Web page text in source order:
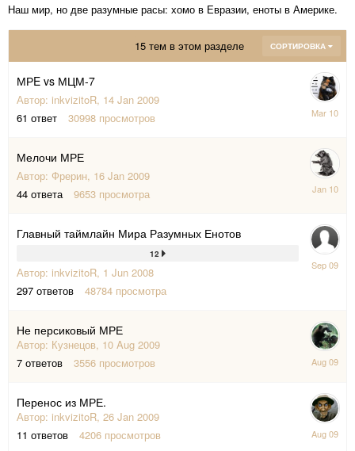
Наш мир, но две разумные расы: хомо в Евразии, еноты в Америке.
СОРТИРОВКА
15 тем в этом разделе
МРE vs МЦМ-7
Автор: inkvizitoR, 14 Jan 2009
61 ответ 30998 просмотров
2
Mar
Мелочи МРЕ
Автор: Фрерин, 16 Jan 2009
44 ответа 9653 просмотра
9
Jan
Главный таймлайн Мира Разумных Енотов
12
Автор: inkvizitoR, 1 Jun 2008
297 ответов 48784 просмотра
5
Sep
Не персиковый МРЕ
Автор: Кузнецов, 10 Aug 2009
7 ответов 3556 просмотров
11
Aug
Перенос из МРЕ.
Автор: inkvizitoR, 26 Jan 2009
11 ответов 4206 просмотров
5
Aug